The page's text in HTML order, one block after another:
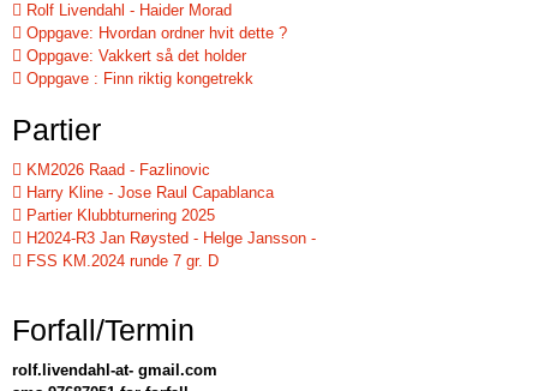
Rolf Livendahl - Haider Morad
Oppgave: Hvordan ordner hvit dette ?
Oppgave: Vakkert så det holder
Oppgave : Finn riktig kongetrekk
Partier
KM2026 Raad - Fazlinovic
Harry Kline - Jose Raul Capablanca
Partier Klubbturnering 2025
H2024-R3 Jan Røysted - Helge Jansson -
FSS KM.2024 runde 7 gr. D
Forfall/Termin
rolf.livendahl-at- gmail.com